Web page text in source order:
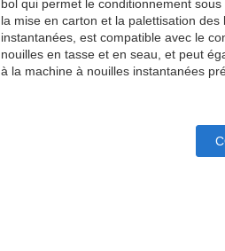
bol qui permet le conditionnement sous
la mise en carton et la palettisation des
instantanées, est compatible avec le
nouilles en tasse et en seau, et peut
à la machine à nouilles instantanées